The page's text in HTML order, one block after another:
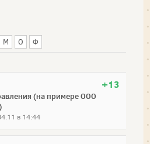
М О
Ф
+13
(на примере ООО
в 14:44